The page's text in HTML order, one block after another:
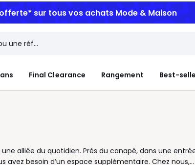
sur tous vos achats Mode & Maison
Final Clearance Rangement Best-
alliée du quotidien. Près du canapé, dans une
avez besoin d’un espace supplémentaire. Chez nous,